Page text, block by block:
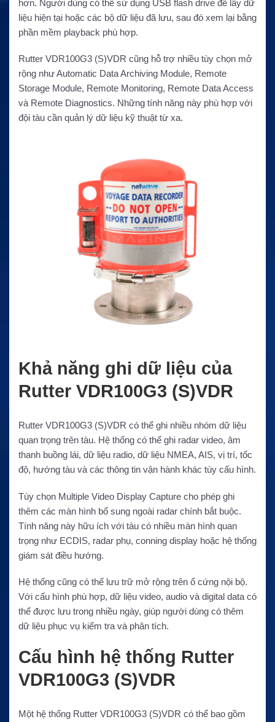
hơn. Người dùng có thể sử dụng USB flash drive để lấy dữ
liệu hiện tại hoặc các bộ dữ liệu đã lưu, sau đó xem lại bằng
phần mềm playback phù hợp.
Rutter VDR100G3 (S)VDR cũng hỗ trợ nhiều tùy chọn mở
rộng như Automatic Data Archiving Module, Remote
Storage Module, Remote Monitoring, Remote Data Access
và Remote Diagnostics. Những tính năng này phù hợp với
đội tàu cần quản lý dữ liệu kỹ thuật từ xa.
Khả năng ghi dữ liệu của
Rutter VDR100G3 (S)VDR
Rutter VDR100G3 (S)VDR có thể ghi nhiều nhóm dữ liệu
quan trọng trên tàu. Hệ thống có thể ghi radar video, âm
thanh buồng lái, dữ liệu radio, dữ liệu NMEA, AIS, vị trí, tốc
độ, hướng tàu và các thông tin vận hành khác tùy cấu hình.
Tùy chọn Multiple Video Display Capture cho phép ghi
thêm các màn hình bổ sung ngoài radar chính bắt buộc.
Tính năng này hữu ích với tàu có nhiều màn hình quan
trọng như ECDIS, radar phụ, conning display hoặc hệ thống
giám sát điều hướng.
Hệ thống cũng có thể lưu trữ mở rộng trên ổ cứng nội bộ.
Với cấu hình phù hợp, dữ liệu video, audio và digital data có
thể được lưu trong nhiều ngày, giúp người dùng có thêm
dữ liệu phục vụ kiểm tra và phân tích.
Cấu hình hệ thống Rutter
VDR100G3 (S)VDR
Một hệ thống Rutter VDR100G3 (S)VDR có thể bao gồm